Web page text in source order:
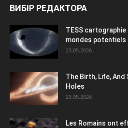
ВИБІР РЕДАКТОРА
TESS cartographie
mondes potentiels
23.05.2026
The Birth, Life,
Holes
23.05.2026
Les Romains ont